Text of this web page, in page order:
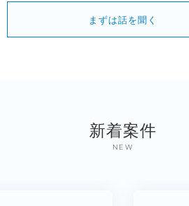
まずは話を聞く
新着案件
NEW